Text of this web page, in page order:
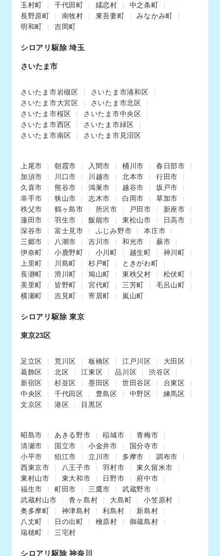
玉村町
千代田町 嬬恋村
中之条町
長野原町
南牧村 東吾妻町
みなかみ町
明和町
吉岡町
シロアリ駆除 埼玉
さいたま市
さいたま市岩槻区
さいたま市浦和区
さいたま市大宮区
さいたま市北区
さいたま市桜区
さいたま市中央区
さいたま市西区
さいたま市緑区
さいたま市南区
さいたま市見沼区
上尾市 朝霞市 入間市 桶川市
春日部市
加須市
川口市 川越市 北本市
行田市
久喜市
熊谷市 鴻巣市 越谷市
坂戸市
幸手市
狭山市 志木市 白岡市
草加市
秩父市
鶴ヶ島市 所沢市 戸田市
新座市
蓮田市
羽生市 飯能市 東松山市
日高市
深谷市
富士見市 ふじみ野市
本庄市
三郷市
八潮市 吉川市 和光市
蕨市
伊奈町
小鹿野町 小川町 越生町
神川町
上里町
川島町 杉戸町
ときがわ町
長瀞町
滑川町 鳩山町 東秩父村
松伏町
美里町
皆野町 宮代町 三芳町
毛呂山町
横瀬町
吉見町 寄居町 嵐山町
シロアリ駆除 東京
東京23区
足立区 荒川区 板橋区 江戸川区
大田区
葛飾区
北区 江東区 品川区
渋谷区
新宿区
杉並区 墨田区 世田谷区
台東区
中央区
千代田区 豊島区 中野区
練馬区
文京区
港区 目黒区
昭島市 あきる野市 稲城市
青梅市
清瀬市
国立市 小金井市
国分寺市
小平市
狛江市 立川市 多摩市
調布市
西東京市
八王子市 羽村市
東久留米市
東村山市
東大和市 日野市
府中市
福生市
町田市 三鷹市
武蔵野市
武蔵村山市
青ヶ島村 大島町
小笠原村
奥多摩町
神津島村 利島村
新島村
八丈町
日の出町 檜原村
御蔵島村
瑞穂町
三宅村
シロアリ駆除 神奈川